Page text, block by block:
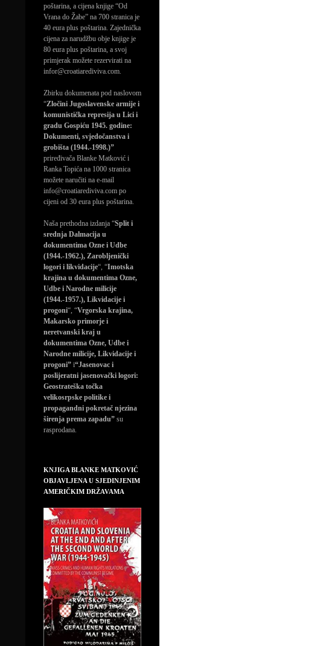
poštarina, a cijena knjige “Od
Vrana do Žabe” na 700 stranica je
40 eura plus poštarina. Zajednička
cijena za narudžbu obje knjige je
80 eura plus poštarina, a svoj
primjerak možete rezervirati na
infor@croatiarediviva.com.
Zbirku dokumenata pod naslovom
“Zločini Jugoslavenske armije i
komunistička represija u Lici i
gradu Gospiću 1945. godine:
Dokumenti, svjedočanstva i
grobišta (1944.-1998.)”
priređivača Blanke Matković i
Ranka Topića na 1000 stranica
možete naručiti na e-mail
info@croatiarediviva.com po
cijeni od 30 eura plus poštarina.
Naša prethodna izdanja “Split i
srednja Dalmacija u
dokumentima Ozne i Udbe
(1944.-1962.), Zarobljenički
logori i likvidacije“, “Imotska
krajina u dokumentima Ozne,
Udbe i Narodne milicije
(1944.-1957.), Likvidacije i
progoni“, “Vrgorska krajina,
Makarsko primorje i
neretvanski kraj u
dokumentima Ozne, Udbe i
Narodne milicije, Likvidacije i
progoni” i“Jasenovac i
poslijeratni jasenovački logori:
Geostrateška točka
velikosrpske politike i
propagandni pokretač njezina
širenja prema zapadu” su
rasprodana.
KNJIGA BLANKE MATKOVIĆ
OBJAVLJENA U SJEDINJENIM
AMERIČKIM DRŽAVAMA